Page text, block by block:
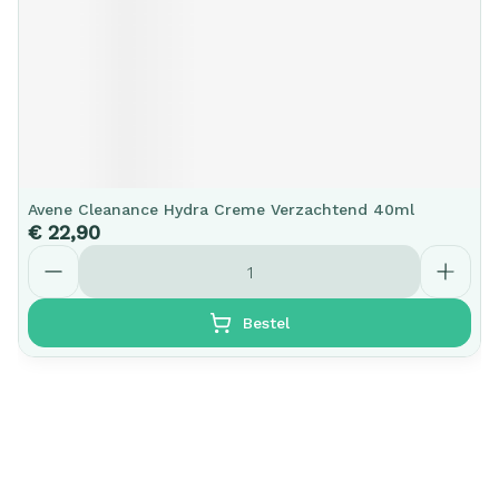
Avene Cleanance Hydra Creme Verzachtend 40ml
€ 22,90
Aantal
Bestel